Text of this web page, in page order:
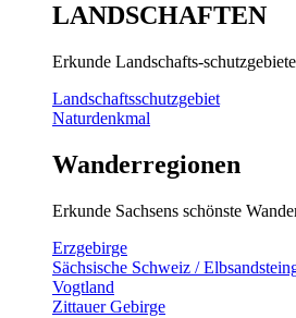
LANDSCHAFTEN
Erkunde Landschafts-
Landschaftsschutzgebiet
Naturdenkmal
Wanderregionen
Erkunde Sachsens schönste
Erzgebirge
Sächsische Schweiz /
Vogtland
Zittauer Gebirge